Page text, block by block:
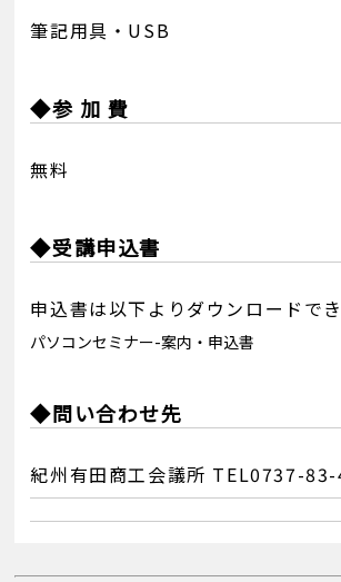
筆記用具・USB
◆参 加 費
無料
◆受講申込書
申込書は以下よりダウンロードで
パソコンセミナー-案内・申込書
◆問い合わせ先
紀州有田商工会議所 TEL0737-